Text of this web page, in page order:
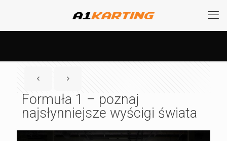
Formuła 1 – poznaj
najsłynniejsze wyścigi świata